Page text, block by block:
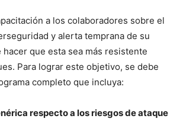
a los colaboradores sobre el
y alerta temprana de su
hacer que esta sea más resistente
Para lograr este objetivo, se debe
completo que incluya:
respecto a los riesgos de ataque